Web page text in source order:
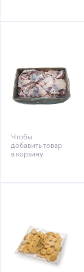
Чтобы
добавить товар
в корзину